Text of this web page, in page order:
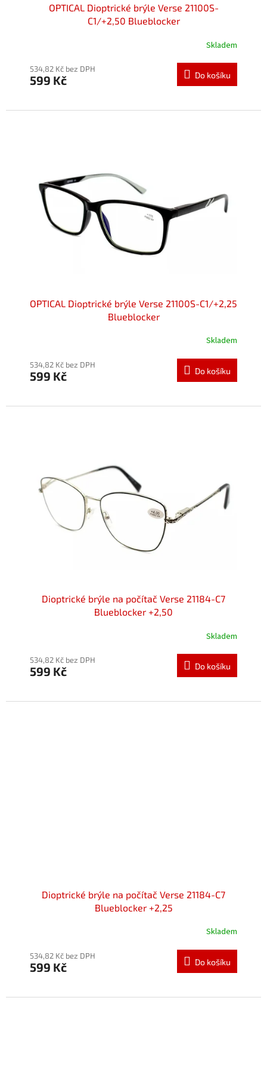
OPTICAL Dioptrické brýle Verse 21100S-
C1/+2,50 Blueblocker
Skladem
534,82 Kč bez DPH
599 Kč Do košíku
OPTICAL Dioptrické brýle Verse 21100S-C1/+2,25
Blueblocker
Skladem
534,82 Kč bez DPH
599 Kč Do košíku
Dioptrické brýle na počítač Verse 21184-C7
Blueblocker +2,50
Skladem
534,82 Kč bez DPH
599 Kč Do košíku
Dioptrické brýle na počítač Verse 21184-C7
Blueblocker +2,25
Skladem
534,82 Kč bez DPH
599 Kč Do košíku